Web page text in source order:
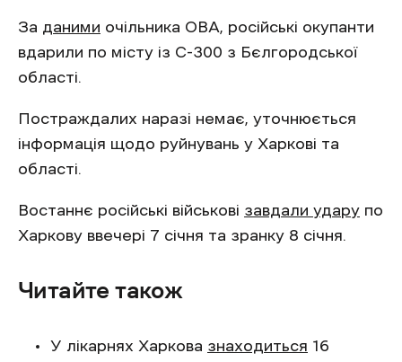
За даними очільника ОВА, російські окупанти
вдарили по місту із С-300 з Бєлгородської
області.
Постраждалих наразі немає, уточнюється
інформація щодо руйнувань у Харкові та
області.
Востаннє російські військові завдали удару по
Харкову ввечері 7 січня та зранку 8 січня.
Читайте також
У лікарнях Харкова знаходиться 16